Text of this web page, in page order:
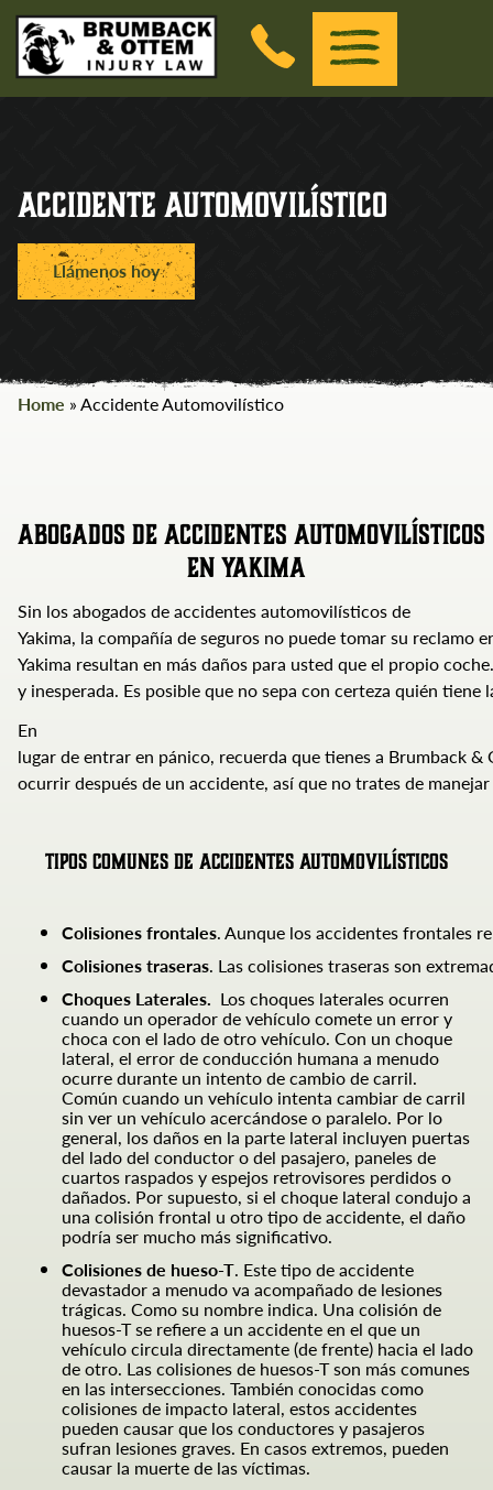
Brumback &amp; Ottem Injury Law
Accidente Automovilístico
Llámenos hoy
Home »Accidente Automovilístico
Abogados de Accidentes Automovilísticos
en Yakima
Sin los abogados de accidentes automovilísticos de
Yakima, la compañía de seguros no puede tomar su reclamo
Yakima resultan en más daños para usted que el propio
y inesperada. Es posible que no sepa con certeza quién
En
lugar de entrar en pánico, recuerda que tienes a Brumback
ocurrir después de un accidente, así que no trates de
Tipos comunes de Accidentes automovilísticos
Colisionesfrontales. Aunque los accidentes frontales
Colisionestraseras. Las colisiones traseras son
Choques Laterales. Los choques laterales ocurren
cuando un operador de vehículo comete un error y
choca con el lado de otro vehículo. Con un choque
lateral, el error de conducción humana a menudo
ocurre durante un intento de cambio de carril.
Común cuando un vehículo intenta cambiar de carril
sin ver un vehículo acercándose o paralelo. Por lo
general, los daños en la parte lateral incluyen puertas
del lado del conductor o del pasajero, paneles de
cuartos raspados y espejos retrovisores perdidos o
dañados. Por supuesto, si el choque lateral condujo a
una colisión frontal u otro tipo de accidente, el daño
podría ser mucho más significativo.
Colisiones de hueso-T. Este tipo de accidente
devastador a menudo va acompañado de lesiones
trágicas. Como su nombre indica. Una colisión de
huesos-T se refiere a un accidente en el que un
vehículo circula directamente (de frente) hacia el lado
de otro. Las colisiones de huesos-T son más comunes
en las intersecciones. También conocidas como
colisiones de impacto lateral, estos accidentes
pueden causar que los conductores y pasajeros
sufran lesiones graves. En casos extremos, pueden
causar la muerte de las víctimas.